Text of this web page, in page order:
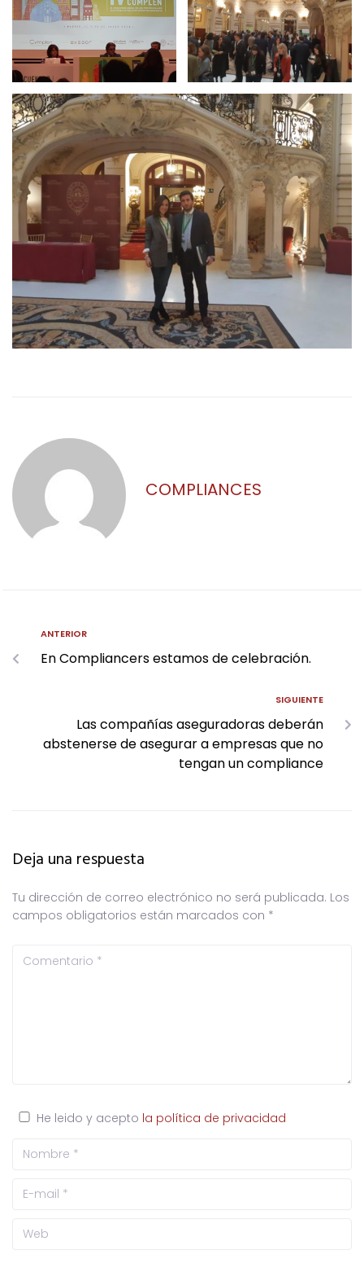
COMPLIANCES
ANTERIOR
En Compliancers estamos de celebración.
SIGUIENTE
Las compañías aseguradoras deberán
abstenerse de asegurar a empresas que no
tengan un compliance
Deja una respuesta
Tu dirección de correo electrónico no será publicada. Los
campos obligatorios están marcados con *
He leido y acepto la política de privacidad